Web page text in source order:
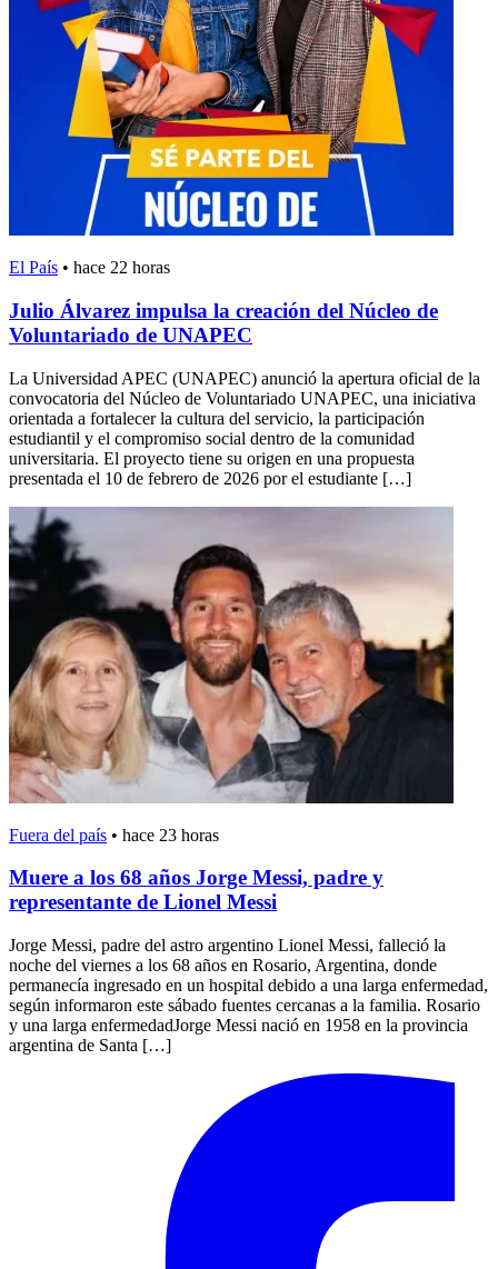
El País • hace 22 horas
Julio Álvarez impulsa la creación del Núcleo de
Voluntariado de UNAPEC
La Universidad APEC (UNAPEC) anunció la apertura oficial de la
convocatoria del Núcleo de Voluntariado UNAPEC, una iniciativa
orientada a fortalecer la cultura del servicio, la participación
estudiantil y el compromiso social dentro de la comunidad
universitaria. El proyecto tiene su origen en una propuesta
presentada el 10 de febrero de 2026 por el estudiante […]
Fuera del país • hace 23 horas
Muere a los 68 años Jorge Messi, padre y
representante de Lionel Messi
Jorge Messi, padre del astro argentino Lionel Messi, falleció la
noche del viernes a los 68 años en Rosario, Argentina, donde
permanecía ingresado en un hospital debido a una larga enfermedad,
según informaron este sábado fuentes cercanas a la familia. Rosario
y una larga enfermedadJorge Messi nació en 1958 en la provincia
argentina de Santa […]